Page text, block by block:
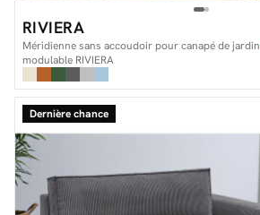
RIVIERA
Méridienne sans accoudoir pour canapé de jardin
modulable RIVIERA
Dernière chance